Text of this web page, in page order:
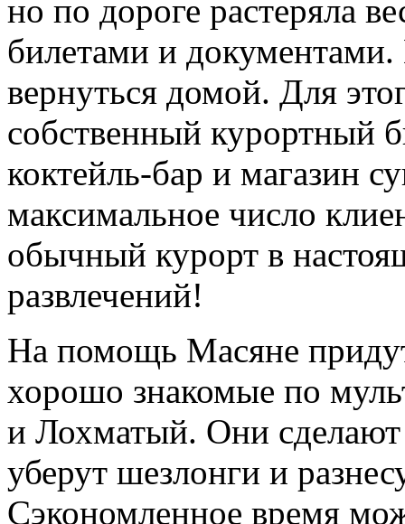
но по дороге растеряла
билетами и
вернуться домой. Для
собственный курортный
коктейль-бар и магазин
максимальное число
обычный курорт в
развлечений!
На помощь Масяне
хорошо знакомые по
и Лохматый. Они
уберут шезлонги и
Сэкономленное время